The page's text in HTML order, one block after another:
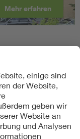
Mehr erfahren